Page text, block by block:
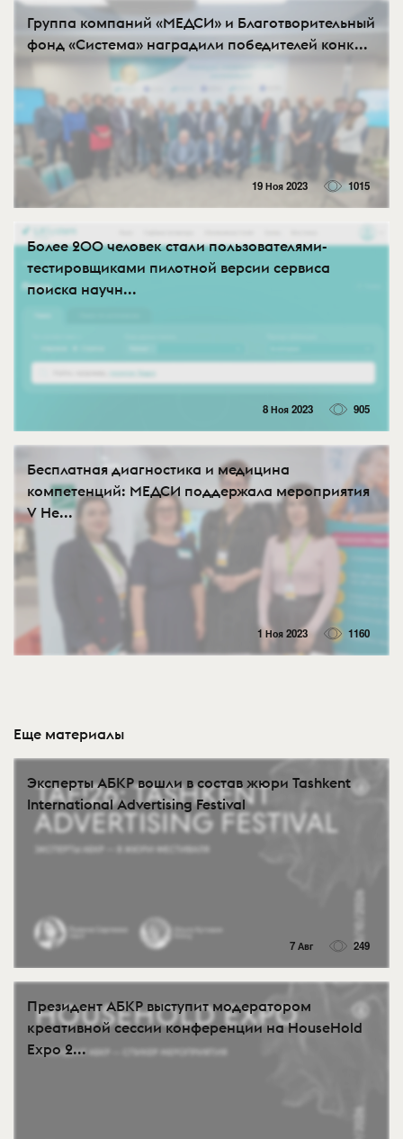
Группа компаний «МЕДСИ» и Благотворительный
фонд «Система» наградили победителей конк...
19 Ноя 2023 1015
Более 200 человек стали пользователями-
тестировщиками пилотной версии сервиса
поиска научн...
8 Ноя 2023 905
Бесплатная диагностика и медицина
компетенций: МЕДСИ поддержала мероприятия
V Не...
1 Ноя 2023 1160
Еще материалы
Эксперты АБКР вошли в состав жюри Tashkent
International Advertising Festival
7 Авг 249
Президент АБКР выступит модератором
креативной сессии конференции на HouseHold
Expo 2...